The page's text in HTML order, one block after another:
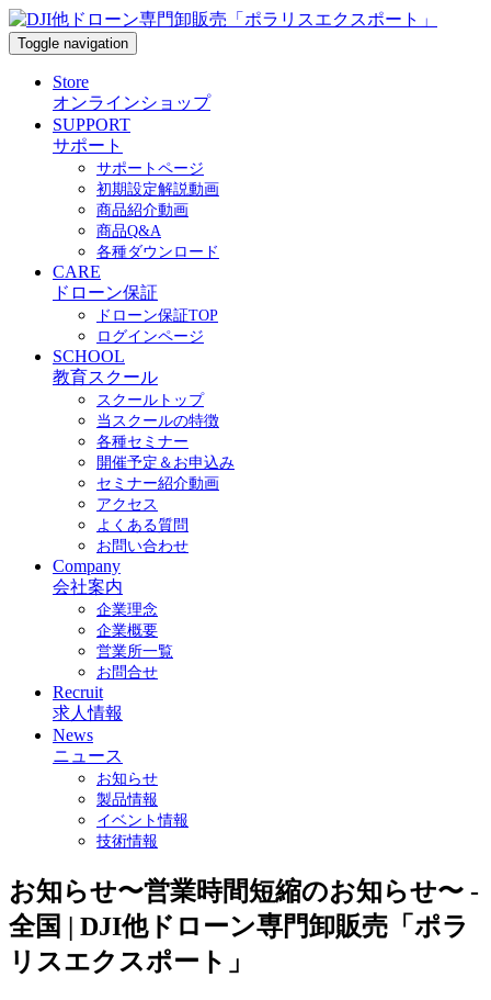
Toggle navigation
Store
オンラインショップ
SUPPORT
サポート
サポートページ
初期設定解説動画
商品紹介動画
商品Q&A
各種ダウンロード
CARE
ドローン保証
ドローン保証TOP
ログインページ
SCHOOL
教育スクール
スクールトップ
当スクールの特徴
各種セミナー
開催予定＆お申込み
セミナー紹介動画
アクセス
よくある質問
お問い合わせ
Company
会社案内
企業理念
企業概要
営業所一覧
お問合せ
Recruit
求人情報
News
ニュース
お知らせ
製品情報
イベント情報
技術情報
お知らせ〜営業時間短縮のお知らせ〜 -
全国 | DJI他ドローン専門卸販売「ポラ
リスエクスポート」